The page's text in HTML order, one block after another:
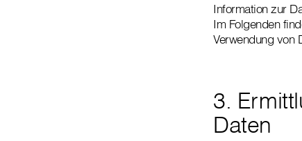
Information zur
Im Folgenden
Verwendung von
3.
Daten